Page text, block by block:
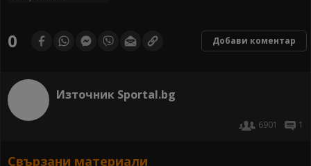
0 Добави коментар
Източник Sportal.bg
6901 1
Свързани материали